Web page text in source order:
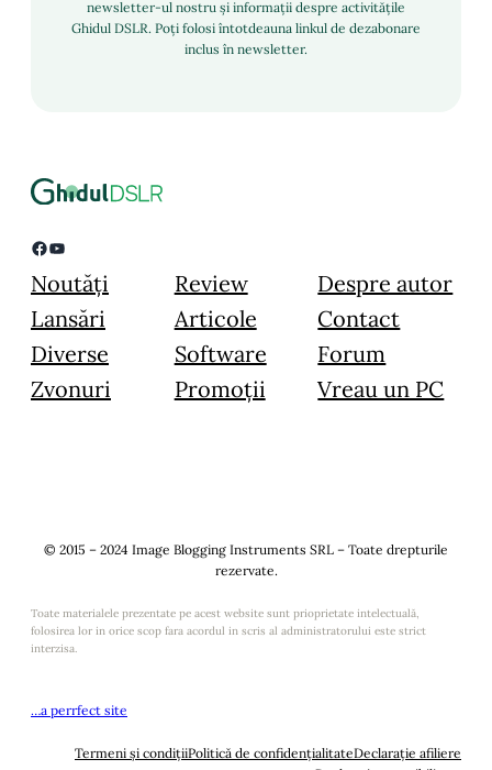
newsletter-ul nostru și informații despre activitățile
Ghidul DSLR. Poți folosi întotdeauna linkul de dezabonare
inclus în newsletter.
Facebook YouTube
Noutăți
Lansări
Diverse
Zvonuri
Review
Articole
Software
Promoții
Despre autor
Contact
Forum
Vreau un PC
© 2015 – 2024 Image Blogging Instruments SRL – Toate drepturile
rezervate.
Toate materialele prezentate pe acest website sunt prioprietate intelectuală,
folosirea lor in orice scop fara acordul in scris al administratorului este strict
interzisa.
…a perrfect site
Termeni și condițiiPolitică de confidențialitateDeclarație afiliere